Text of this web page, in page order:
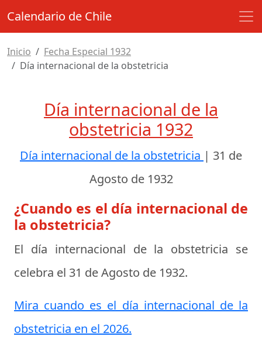
Calendario de Chile
Inicio
Fecha Especial 1932
Día internacional de la obstetricia
Día internacional de la
obstetricia 1932
Día internacional de la obstetricia | 31 de
Agosto de 1932
¿Cuando es el día internacional de
la obstetricia?
El día internacional de la obstetricia se
celebra el 31 de Agosto de 1932.
Mira cuando es el día internacional de la
obstetricia en el 2026.